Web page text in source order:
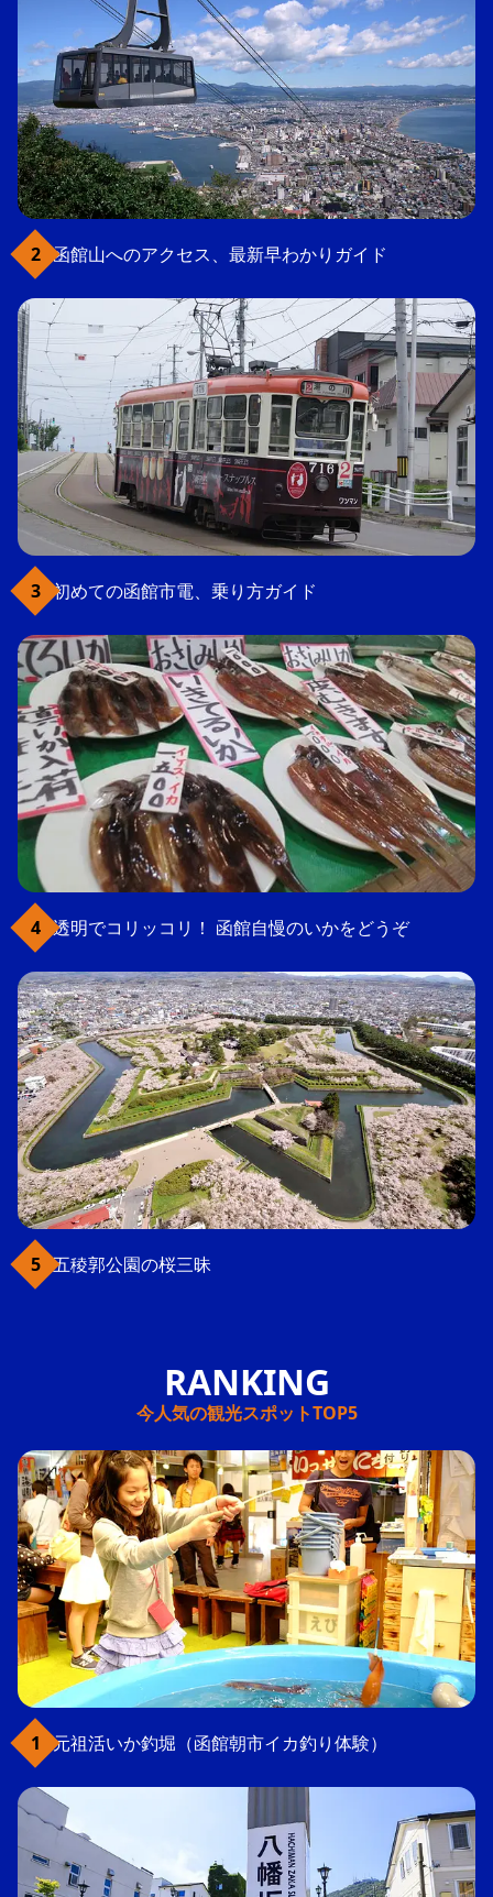
函館山へのアクセス、最新早わかりガイド
初めての函館市電、乗り方ガイド
透明でコリッコリ！ 函館自慢のいかをどうぞ
五稜郭公園の桜三昧
今人気の観光スポットTOP5
元祖活いか釣堀（函館朝市イカ釣り体験）